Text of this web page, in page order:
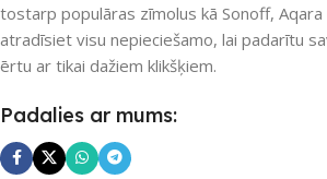
UZREIZ PIEEJAMAIS
SKAITS
SKAITS
tostarp populāras zīmolus kā Sonoff, Aqara
atradīsiet visu nepieciešamo, lai padarītu
ērtu ar tikai dažiem klikšķiem.
Padalies ar mums: